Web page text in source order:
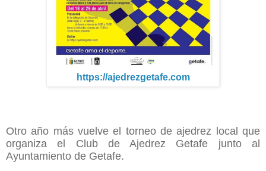
https://ajedrezgetafe.com
Otro año más vuelve el torneo de ajedrez local que
organiza el Club de Ajedrez Getafe junto al
Ayuntamiento de Getafe.